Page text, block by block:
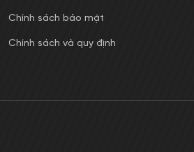
Chính sách bảo mật
Chính sách và quy định